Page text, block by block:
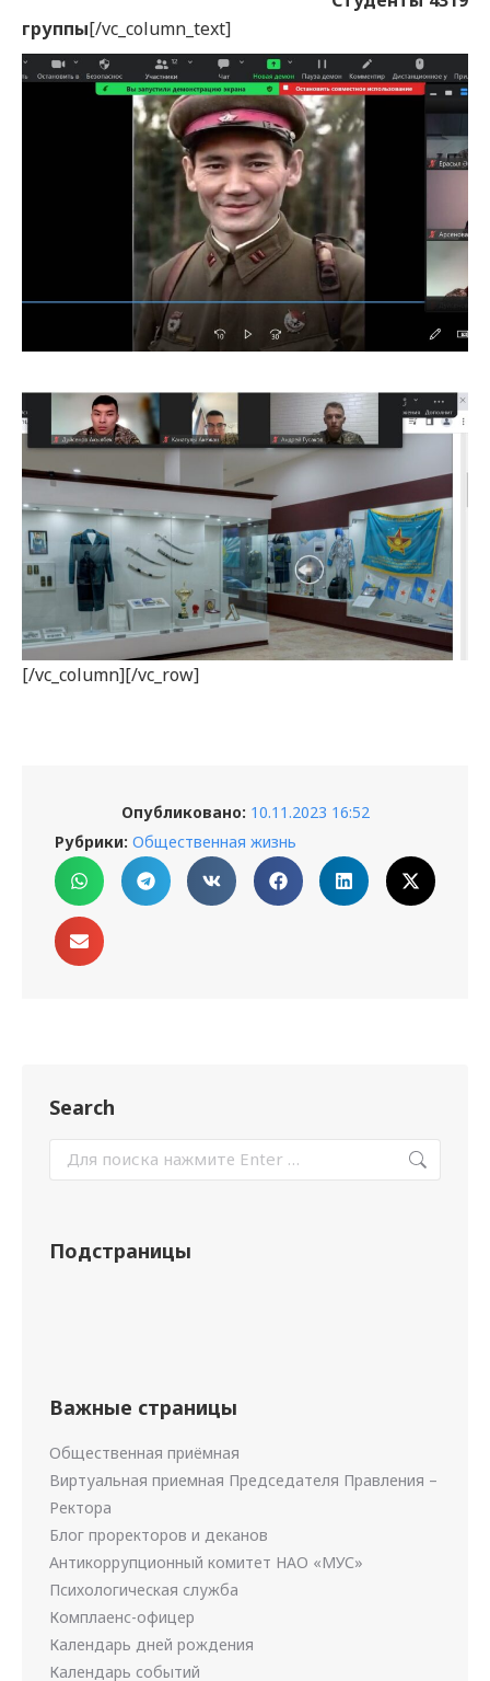
группы[/vc_column_text]
[/vc_column][/vc_row]
Опубликовано: 10.11.2023 16:52
Рубрики: Общественная жизнь
Search
Подстраницы
Важные страницы
Общественная приёмная
Виртуальная приемная Председателя Правления –
Ректора
Блог проректоров и деканов
Антикоррупционный комитет НАО «МУС»
Психологическая служба
Комплаенс-офицер
Календарь дней рождения
Календарь событий